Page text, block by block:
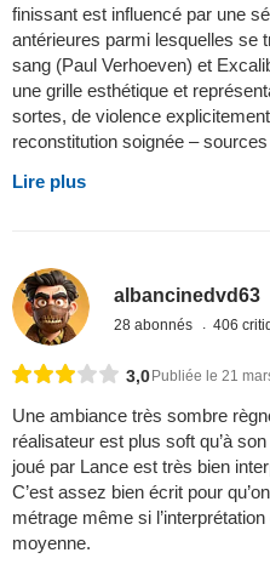
finissant est influencé par une
antérieures parmi lesquelles se
sang (Paul Verhoeven) et
une grille esthétique et
sortes, de violence
reconstitution soignée –
Lire plus
albancinedvd63
28 abonnés 406
3,0Publiée le 21
Une ambiance très sombre
réalisateur est plus soft qu’à
joué par Lance est très bien
C’est assez bien écrit pour
métrage même si
moyenne.